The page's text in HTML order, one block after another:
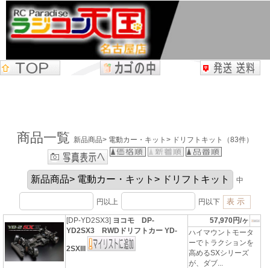
商品一覧 新品商品> 電動カー・キット> ドリフトキット（83件）
中
円以上 円以下
[DP-YD2SX3] ヨコモ DP-
YD2SX3 RWDドリフトカー YD-
2SXIII
57,970円/ヶ
ハイマウントモータ
ーでトラクションを
高めるSXシリーズ
が、ダブ...